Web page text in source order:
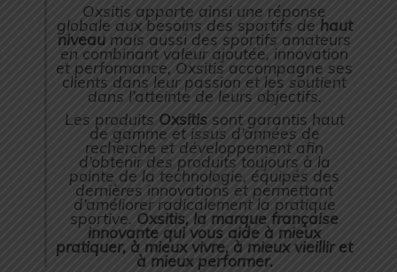
Oxsitis apporte ainsi une réponse
globale aux besoins des sportifs de haut
niveau mais aussi des sportifs amateurs
en combinant valeur ajoutée, innovation
et performance, Oxsitis accompagne ses
clients dans leur passion et les soutient
dans l’atteinte de leurs objectifs.
Les produits Oxsitissont garantis haut
de gamme et issus d’années de
recherche et développement afin
d’obtenir des produits toujours à la
pointe de la technologie, équipés des
dernières innovations et permettant
d’améliorer radicalement la pratique
sportive. Oxsitis, la marque française
innovante qui vous aide à mieux
pratiquer, à mieux vivre, à mieux vieillir et
à mieux performer.